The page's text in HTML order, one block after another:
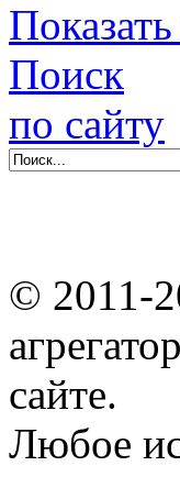
Поиск
по сайту
© 2011-
сайте.
Любое